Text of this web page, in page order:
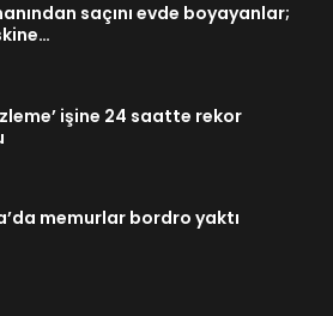
saçını evde boyayanlar;
işine 24 saatte rekor
memurlar bordro yaktı